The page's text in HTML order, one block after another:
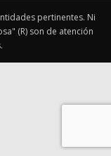
pertinentes. Ni
(R) son de atención